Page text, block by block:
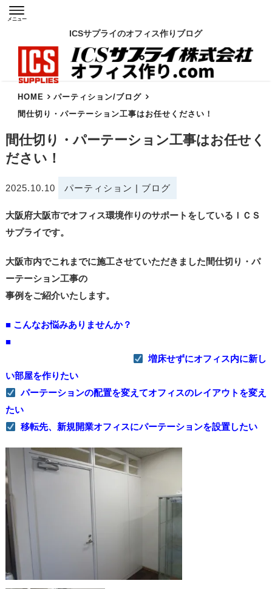
ICSサプライのオフィス作りブログ
メニュー
HOME パーティション/ブログ
間仕切り・パーテーション工事はお任せください！
間仕切り・パーテーション工事はお任せく
ださい！
2025.10.10 パーティション | ブログ
大阪府大阪市でオフィス環境作りのサポートをしているＩＣＳ
サプライです。
大阪市内でこれまでに施工させていただきました間仕切り・パ
ーテーション工事の
事例をご紹介いたします。
■ こんなお悩みありませんか？
■
増床せずにオフィス内に新し
い部屋を作りたい
パーテーションの配置を変えてオフィスのレイアウトを変え
たい
移転先、新規開業オフィスにパーテーションを設置したい